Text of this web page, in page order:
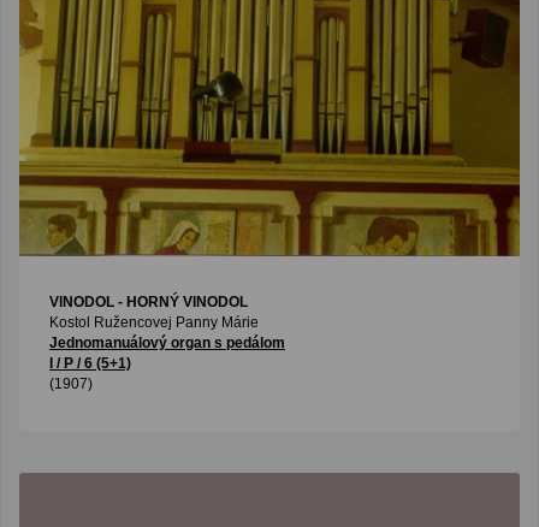
VINODOL - HORNÝ VINODOL
Kostol Ružencovej Panny Márie
Jednomanuálový organ s pedálom
I / P / 6 (5+1)
(1907)